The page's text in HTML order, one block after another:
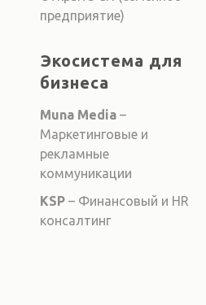
предприятие)
Экосистема для
бизнеса
Muna Media –
Маркетинговые и
рекламные
коммуникации
KSP – Финансовый и HR
консалтинг